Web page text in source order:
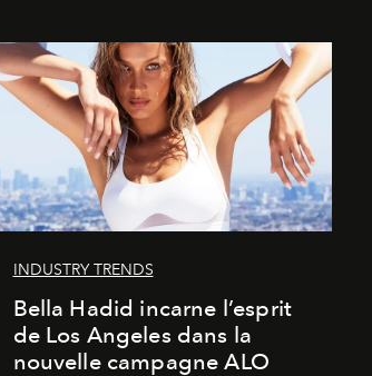
INDUSTRY TRENDS
Bella Hadid incarne l’esprit
de Los Angeles dans la
nouvelle campagne ALO